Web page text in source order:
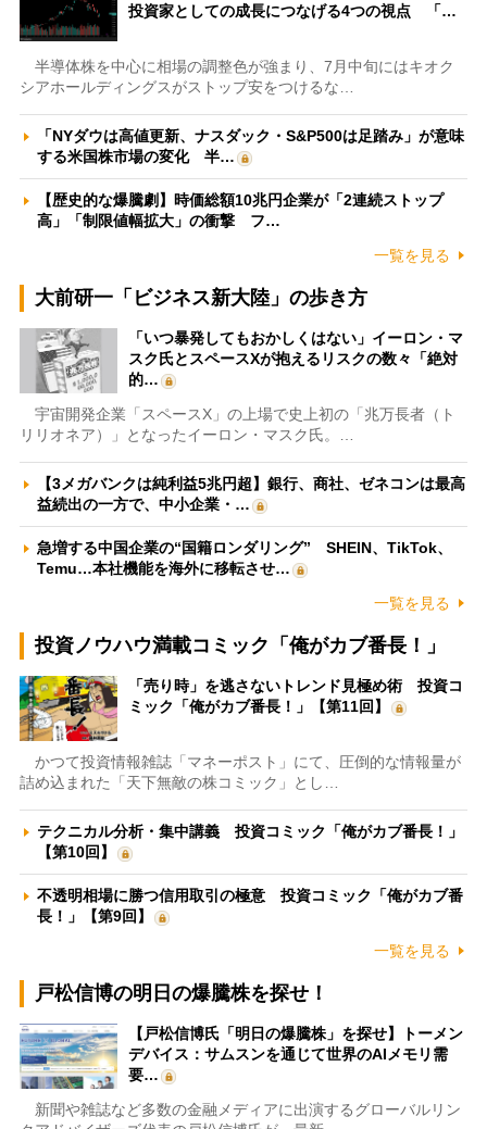
投資家としての成長につなげる4つの視点 「…
半導体株を中心に相場の調整色が強まり、7月中旬にはキオク
シアホールディングスがストップ安をつけるな…
「NYダウは高値更新、ナスダック・S&P500は足踏み」が意味
する米国株市場の変化 半…
【歴史的な爆騰劇】時価総額10兆円企業が「2連続ストップ
高」「制限値幅拡大」の衝撃 フ…
一覧を見る
大前研一「ビジネス新大陸」の歩き方
「いつ暴発してもおかしくはない」イーロン・マ
スク氏とスペースXが抱えるリスクの数々「絶対
的…
宇宙開発企業「スペースX」の上場で史上初の「兆万長者（ト
リリオネア）」となったイーロン・マスク氏。…
【3メガバンクは純利益5兆円超】銀行、商社、ゼネコンは最高
益続出の一方で、中小企業・…
急増する中国企業の“国籍ロンダリング” SHEIN、TikTok、
Temu…本社機能を海外に移転させ…
一覧を見る
投資ノウハウ満載コミック「俺がカブ番長！」
「売り時」を逃さないトレンド見極め術 投資コ
ミック「俺がカブ番長！」【第11回】
かつて投資情報雑誌「マネーポスト」にて、圧倒的な情報量が
詰め込まれた「天下無敵の株コミック」とし…
テクニカル分析・集中講義 投資コミック「俺がカブ番長！」
【第10回】
不透明相場に勝つ信用取引の極意 投資コミック「俺がカブ番
長！」【第9回】
一覧を見る
戸松信博の明日の爆騰株を探せ！
【戸松信博氏「明日の爆騰株」を探せ】トーメン
デバイス：サムスンを通じて世界のAIメモリ需
要…
新聞や雑誌など多数の金融メディアに出演するグローバルリン